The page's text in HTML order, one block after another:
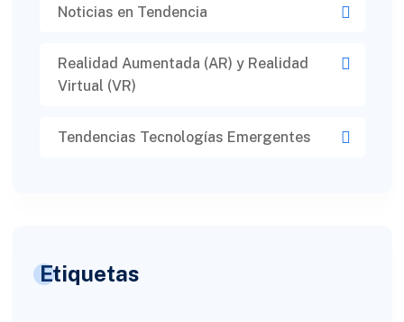
Noticias en Tendencia
Realidad Aumentada (AR) y Realidad
Virtual (VR)​
Tendencias Tecnologías Emergentes
Etiquetas